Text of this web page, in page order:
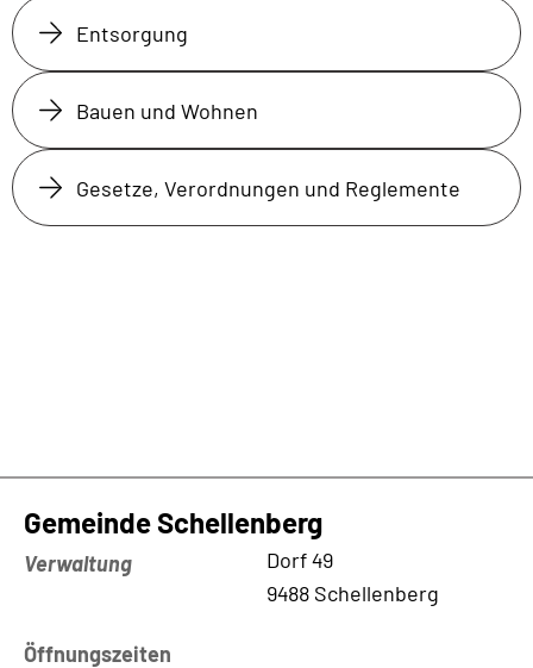
Entsorgung
Bauen und Wohnen
Gesetze, Verordnungen und Reglemente
Gemeinde Schellenberg
Verwaltung
Dorf 49
9488 Schellenberg
Öffnungszeiten